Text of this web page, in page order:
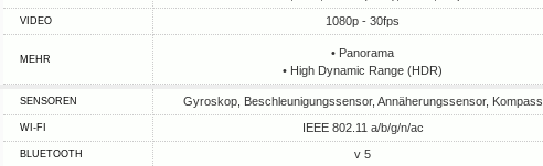
VIDEO 1080p - 30fps
MEHR
• Panorama
• High Dynamic Range (HDR)
SENSOREN Gyroskop, Beschleunigungssensor, Annäherungssensor, Kompass
WI-FI IEEE 802.11 a/b/g/n/ac
BLUETOOTH v 5